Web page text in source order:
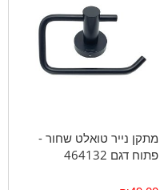
מתקן נייר טואלט שחור -
פתוח דגם 464132